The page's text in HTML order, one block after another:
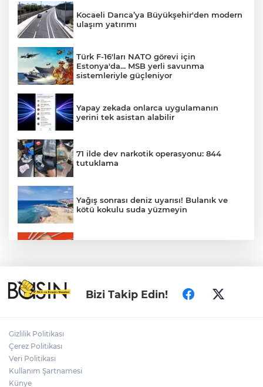
Kocaeli Darıca’ya Büyükşehir'den modern
ulaşım yatırımı
Türk F-16'ları NATO görevi için
Estonya'da... MSB yerli savunma
sistemleriyle güçleniyor
Yapay zekada onlarca uygulamanın
yerini tek asistan alabilir
71 ilde dev narkotik operasyonu: 844
tutuklama
Yağış sonrası deniz uyarısı! Bulanık ve
kötü kokulu suda yüzmeyin
Türkiye ile Vietnam arasında 'hava'da
yeni dönem... Sefer kapasitesi artırıldı
Bizi Takip Edin!
Gizlilik Politikası
Çerez Politikası
Veri Politikası
Kullanım Şartnamesi
Künye